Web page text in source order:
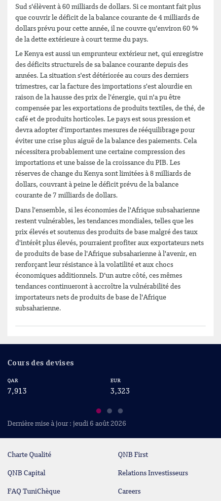
Sud s'élèvent à 60 milliards de dollars. Si ce montant fait plus
que couvrir le déficit de la balance courante de 4 milliards de
dollars prévu pour cette année, il ne couvre qu'environ 60 %
de la dette extérieure à court terme du pays.
Le Kenya est aussi un emprunteur extérieur net, qui enregistre
des déficits structurels de sa balance courante depuis des
années. La situation s'est détériorée au cours des derniers
trimestres, car la facture des importations s'est alourdie en
raison de la hausse des prix de l'énergie, qui n'a pu être
compensée par les exportations de produits textiles, de thé, de
café et de produits horticoles. Le pays est sous pression et
devra adopter d'importantes mesures de rééquilibrage pour
éviter une crise plus aiguë de la balance des paiements. Cela
nécessitera probablement une certaine compression des
importations et une baisse de la croissance du PIB. Les
réserves de change du Kenya sont limitées à 8 milliards de
dollars, couvrant à peine le déficit prévu de la balance
courante de 7 milliards de dollars.
Dans l'ensemble, si les économies de l'Afrique subsaharienne
restent vulnérables, les tendances mondiales, telles que les
prix élevés et soutenus des produits de base malgré des taux
d'intérêt plus élevés, pourraient profiter aux exportateurs nets
de produits de base de l'Afrique subsaharienne à l'avenir, en
renforçant leur résistance à la volatilité et aux chocs
économiques additionnels. D'un autre côté, ces mêmes
tendances continueront à accroître la vulnérabilité des
importateurs nets de produits de base de l'Afrique
subsaharienne.
Cours des devises
QAR
7,913
EUR
3,323
Dernière mise à jour : jeudi 6 août 2026
Charte Qualité QNB First
QNB Capital Relations Investisseurs
FAQ TuniChèque Careers